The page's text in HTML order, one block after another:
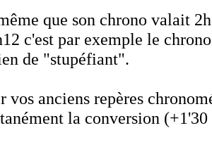
que son chrono valait
c'est par exemple le
de "stupéfiant".
vos anciens repères
la conversion (+1'30